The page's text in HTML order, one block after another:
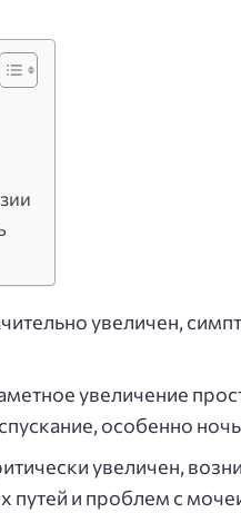
увеличен,
увеличение
особенно
увеличен,
путей и проблем с